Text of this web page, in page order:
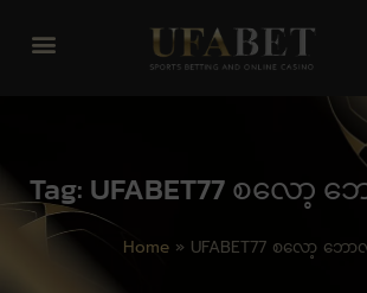
Tag: UFABET77 စလော့
Home» UFABET77 စလော့ ဘော